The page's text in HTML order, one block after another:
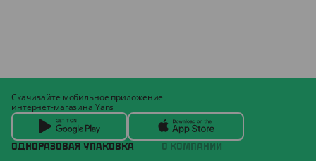
ОДНОРАЗОВАЯ УПАКОВКА О КОМПАНИИ
Скачивайте мобильное приложение
интернет-магазина Yans